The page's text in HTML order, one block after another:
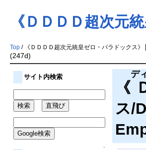
《ＤＤＤＤ超次元
Top/ 《ＤＤＤＤ超次元統皇ゼロ・パラドックス》
(247d)
サイト内検索
↑
《
デ
ス/